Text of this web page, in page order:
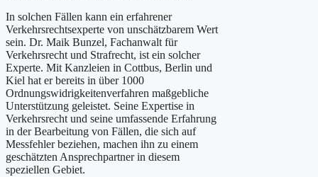
In solchen Fällen kann ein erfahrener
Verkehrsrechtsexperte von unschätzbarem Wert
sein. Dr. Maik Bunzel, Fachanwalt für
Verkehrsrecht und Strafrecht, ist ein solcher
Experte. Mit Kanzleien in Cottbus, Berlin und
Kiel hat er bereits in über 1000
Ordnungswidrigkeitenverfahren maßgebliche
Unterstützung geleistet. Seine Expertise in
Verkehrsrecht und seine umfassende Erfahrung
in der Bearbeitung von Fällen, die sich auf
Messfehler beziehen, machen ihn zu einem
geschätzten Ansprechpartner in diesem
speziellen Gebiet.